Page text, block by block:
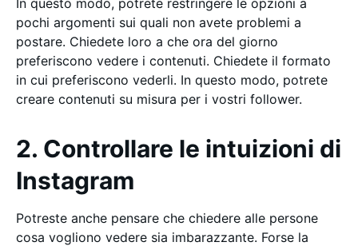
In questo modo, potrete restringere le opzioni a
pochi argomenti sui quali non avete problemi a
postare. Chiedete loro a che ora del giorno
preferiscono vedere i contenuti. Chiedete il formato
in cui preferiscono vederli. In questo modo, potrete
creare contenuti su misura per i vostri follower.
2. Controllare le intuizioni di
Instagram
Potreste anche pensare che chiedere alle persone
cosa vogliono vedere sia imbarazzante. Forse la